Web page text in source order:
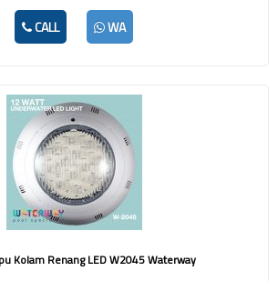
CALL
WA
Kolam Renang LED W2045 Waterway